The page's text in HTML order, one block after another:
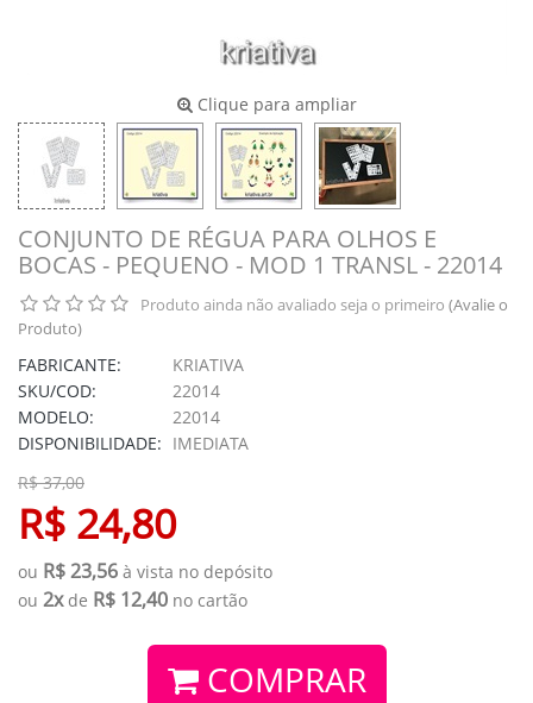
Clique para ampliar
CONJUNTO DE RÉGUA PARA OLHOS E
BOCAS - PEQUENO - MOD 1 TRANSL - 22014
Produto ainda não avaliado seja o primeiro (Avalie o
Produto)
FABRICANTE:
KRIATIVA
SKU/COD:
22014
MODELO:
22014
DISPONIBILIDADE: IMEDIATA
R$ 37,00
R$ 24,80
ou R$ 23,56 à vista no depósito
ou 2xde R$ 12,40 no cartão
COMPRAR